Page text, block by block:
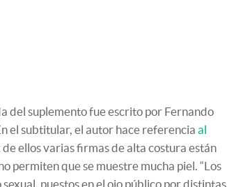
del suplemento fue escrito por Fernando
el subtitular, el autor hace referencia al
ellos varias firmas de alta costura están
permiten que se muestre mucha piel. “Los
puestos en el ojo público por distintas